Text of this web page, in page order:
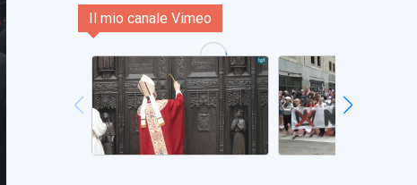
Il mio canale Vimeo